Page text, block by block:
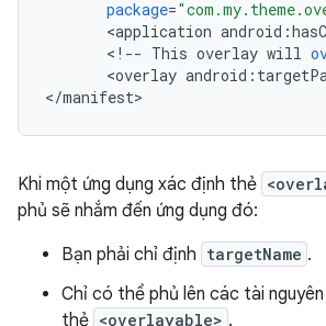
package=
<application android :
< ! -- This overlay will
<overlay android :
</manifest
Khi một ứng dụng xác định thẻ
phủ sẽ nhắm đến ứng dụng đó:
Bạn phải chỉ định targetName .
Chỉ có thể phủ lên các tài
thẻ <overlayable> .